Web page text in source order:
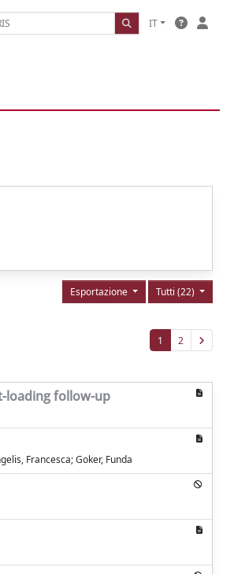
IT
Tutti (22)
Esportazione
1 2
loading follow-up
Francesca; Goker, Funda